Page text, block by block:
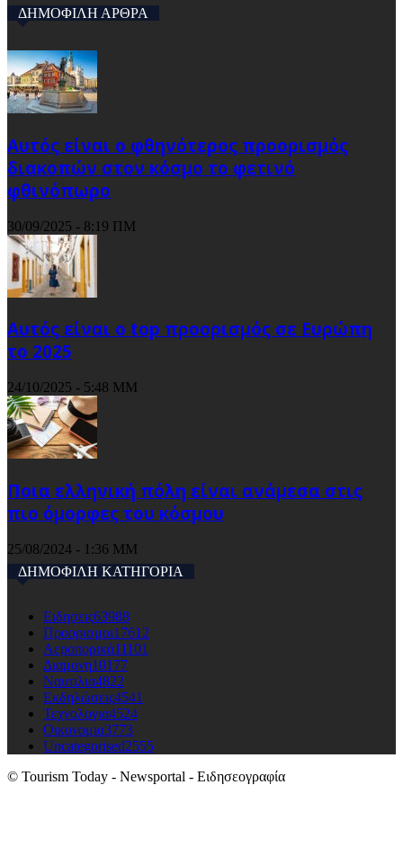
ΔΗΜΟΦΙΛΗ ΑΡΘΡΑ
Αυτός είναι ο φθηνότερος προορισμός
διακοπών στον κόσμο το φετινό
φθινόπωρο
30/09/2025 - 8:19 ΠΜ
Αυτός είναι ο top προορισμός σε Ευρώπη
το 2025
24/10/2025 - 5:48 ΜΜ
Ποια ελληνική πόλη είναι ανάμεσα στις
πιο όμορφες του κόσμου
25/08/2024 - 1:36 ΜΜ
ΔΗΜΟΦΙΛΗ ΚΑΤΗΓΟΡΙΑ
Ειδησεις63988
Προορισμοι17612
Αεροπορικά11101
Διαμονη10177
Ναυτιλια4822
Εκδηλώσεις4541
Τεχνολογια4524
Οικονομια3773
Uncategorised2555
© Tourism Today - Newsportal - Ειδησεογραφία